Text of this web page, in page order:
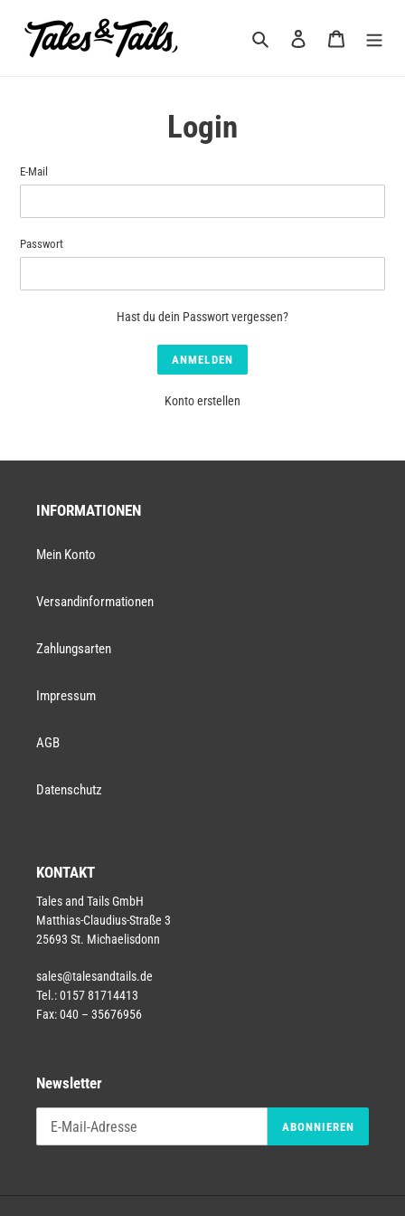
Suchen Einloggen Warenkorb
Login
E-Mail
Passwort
Hast du dein Passwort vergessen?
Konto erstellen
INFORMATIONEN
Mein Konto
Versandinformationen
Zahlungsarten
Impressum
AGB
Datenschutz
KONTAKT
Tales and Tails GmbH
Matthias-Claudius-Straße 3
25693 St. Michaelisdonn
sales@talesandtails.de
Tel.: 0157 81714413
Fax: 040 – 35676956
Newsletter
ABONNIEREN